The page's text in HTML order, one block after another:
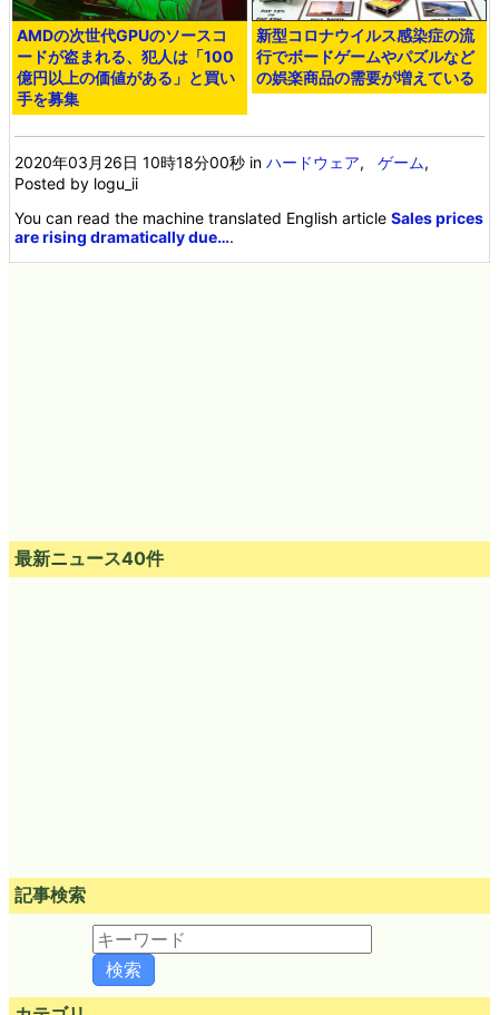
AMDの次世代GPUのソースコ
ードが盗まれる、犯人は「100
億円以上の価値がある」と買い
手を募集
新型コロナウイルス感染症の流
行でボードゲームやパズルなど
の娯楽商品の需要が増えている
2020年03月26日 10時18分00秒 inハードウェア,ゲーム,
Posted by logu_ii
You can read the machine translated English articleSales prices
are rising dramatically due….
最新ニュース40件
記事検索